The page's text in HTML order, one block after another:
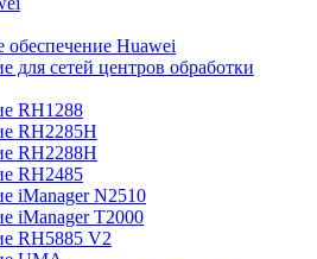
Huawei
для сетей центров обработки
RH1288
RH2285H
RH2288H
RH2485
iManager N2510
iManager T2000
RH5885 V2